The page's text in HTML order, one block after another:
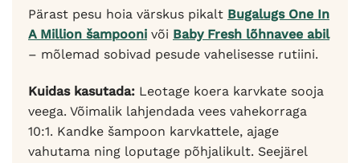
Pärast pesu hoia värskus pikalt Bugalugs One In
A Million šampooni või Baby Fresh lõhnavee abil
– mõlemad sobivad pesude vahelisesse rutiini.
Kuidas kasutada: Leotage koera karvkate sooja
veega. Võimalik lahjendada vees vahekorraga
10:1. Kandke šampoon karvkattele, ajage
vahutama ning loputage põhjalikult. Seejärel